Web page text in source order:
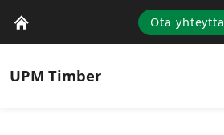
Ota yhteyttä
UPM Timber